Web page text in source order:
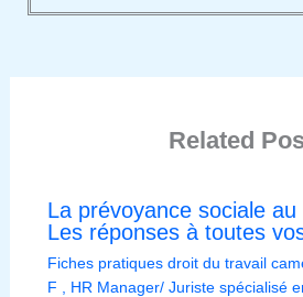
Related
La prévoyance sociale
Les réponses à toutes
Fiches pratiques droit du travail
F , HR Manager/ Juriste spécialisé